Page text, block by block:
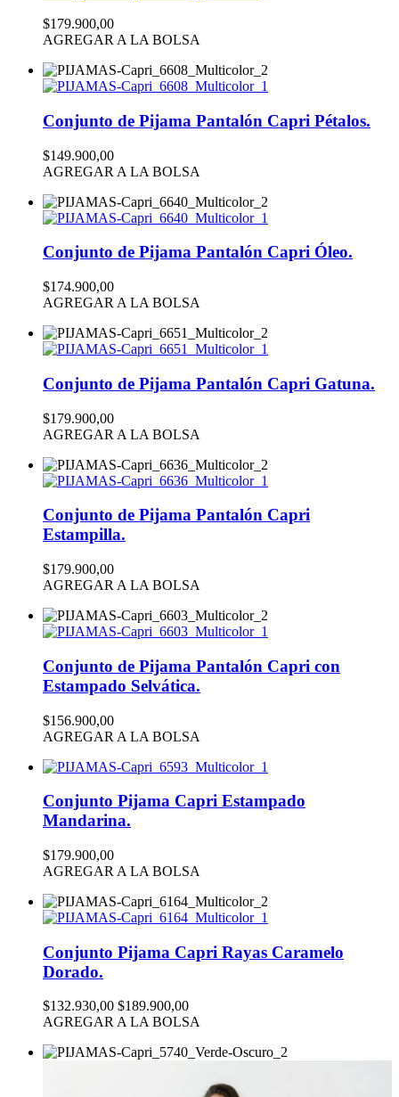
$179.900,00
AGREGAR A LA BOLSA
Conjunto de Pijama Pantalón Capri Pétalos.
$149.900,00
AGREGAR A LA BOLSA
Conjunto de Pijama Pantalón Capri Óleo.
$174.900,00
AGREGAR A LA BOLSA
Conjunto de Pijama Pantalón Capri Gatuna.
$179.900,00
AGREGAR A LA BOLSA
Conjunto de Pijama Pantalón Capri
Estampilla.
$179.900,00
AGREGAR A LA BOLSA
Conjunto de Pijama Pantalón Capri con
Estampado Selvática.
$156.900,00
AGREGAR A LA BOLSA
Conjunto Pijama Capri Estampado
Mandarina.
$179.900,00
AGREGAR A LA BOLSA
Conjunto Pijama Capri Rayas Caramelo
Dorado.
$132.930,00 $189.900,00
AGREGAR A LA BOLSA